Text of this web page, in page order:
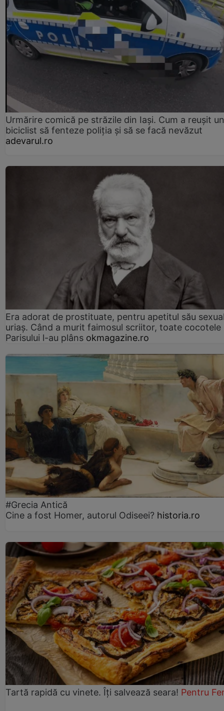
Urmărire comică pe străzile din Iași. Cum a reușit un
biciclist să fenteze poliția și să se facă nevăzut
adevarul.ro
Era adorat de prostituate, pentru apetitul său
uriaș. Când a murit faimosul scriitor, toate cocotele
Parisului l-au plâns okmagazine.ro
#Grecia Antică
Cine a fost Homer, autorul Odiseei? historia.ro
Tartă rapidă cu vinete. Îți salvează seara! Pentru